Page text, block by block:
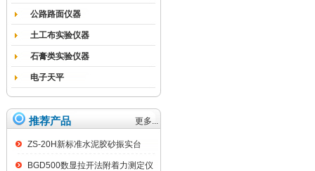
公路路面仪器
土工布实验仪器
石膏类实验仪器
电子天平
推荐产品 更多...
ZS-20H新标准水泥胶砂振实台
BGD500数显拉开法附着力测定仪